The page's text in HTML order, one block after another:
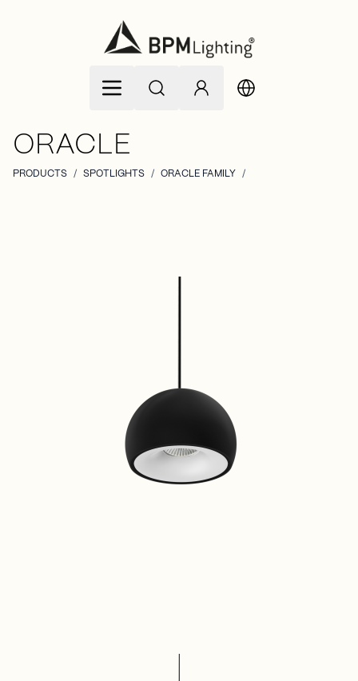
ORACLE
PRODUCTS / SPOTLIGHTS / ORACLE FAMILY /